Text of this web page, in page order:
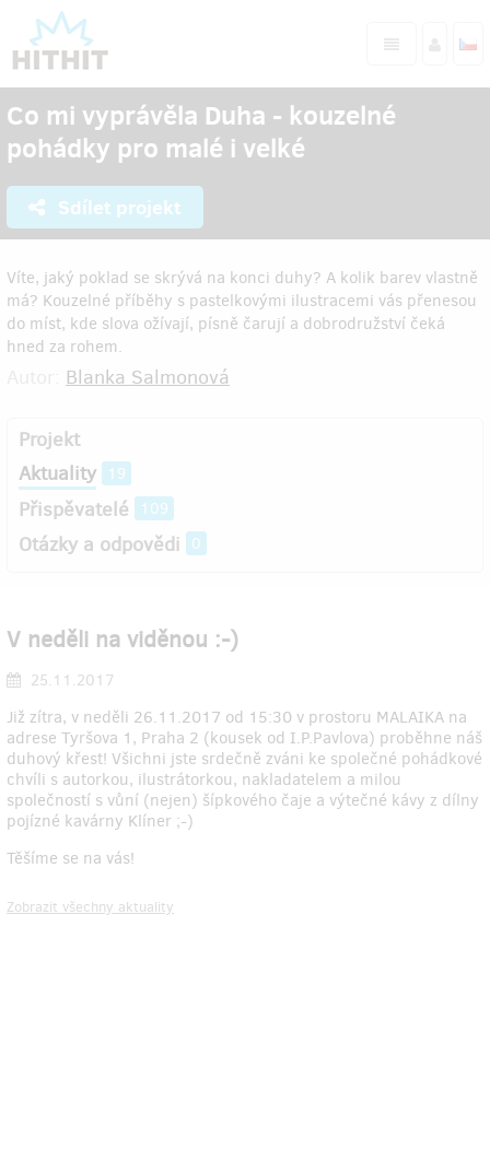
Co mi vyprávěla Duha - kouzelné
pohádky pro malé i velké
Sdílet projekt
Víte, jaký poklad se skrývá na konci duhy? A kolik barev vlastně
má? Kouzelné příběhy s pastelkovými ilustracemi vás přenesou
do míst, kde slova ožívají, písně čarují a dobrodružství čeká
hned za rohem.
Blanka Salmonová
Projekt
Aktuality
19
Přispěvatelé 109
Otázky a odpovědi 0
V neděli na viděnou :-)
25.11.2017
Již zítra, v neděli 26.11.2017 od 15:30 v prostoru MALAIKA na
adrese Tyršova 1, Praha 2 (kousek od I.P.Pavlova) proběhne náš
duhový křest! Všichni jste srdečně zváni ke společné pohádkové
chvíli s autorkou, ilustrátorkou, nakladatelem a milou
společností s vůní (nejen) šípkového čaje a výtečné kávy z dílny
pojízné kavárny Klíner ;-)
Těšíme se na vás!
Zobrazit všechny aktuality